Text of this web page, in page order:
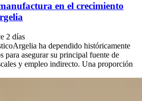
en el crecimiento
2 días
ha dependido históricamente
para asegurar su principal fuente de
y empleo indirecto. Una proporción